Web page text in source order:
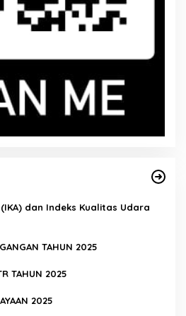
dan Indeks Kualitas Udara
TAHUN 2025
TAHUN 2025
2025